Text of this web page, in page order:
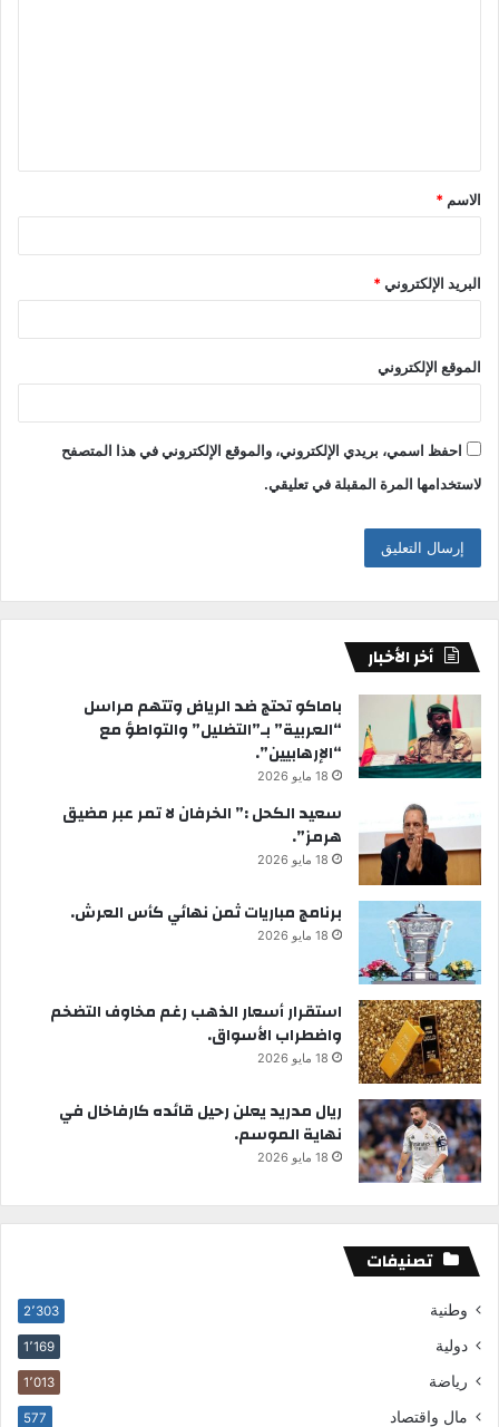
ق
*
الاسم *
البريد الإلكتروني*
الموقع الإلكتروني
احفظ اسمي، بريدي الإلكتروني، والموقع الإلكتروني في هذا المتصفح
لاستخدامها المرة المقبلة في تعليقي.
أخر الأخبار
باماكو تحتج ضد الرياض وتتهم مراسل
“العربية” بـ”التضليل” والتواطؤ مع
“الإرهابيين”.
18 مايو 2026
سعيد الكحل :” الخرفان لا تمر عبر مضيق
هرمز”.
18 مايو 2026
برنامج مباريات ثمن نهائي كأس العرش.
18 مايو 2026
استقرار أسعار الذهب رغم مخاوف التضخم
واضطراب الأسواق.
18 مايو 2026
ريال مدريد يعلن رحيل قائده كارفاخال في
نهاية الموسم.
18 مايو 2026
تصنيفات
وطنية 2٬303
دولية 1٬169
رياضة 1٬013
مال واقتصاد 577